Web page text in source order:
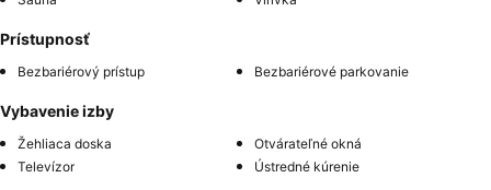
Prístupnosť
Bezbariérový prístup Bezbariérové parkovanie
Vybavenie izby
Žehliaca doska
Otvárateľné okná
Televízor
Ústredné kúrenie